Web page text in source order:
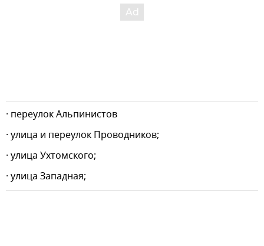
· переулок Альпинистов
· улица и переулок Проводников;
· улица Ухтомского;
· улица Западная;